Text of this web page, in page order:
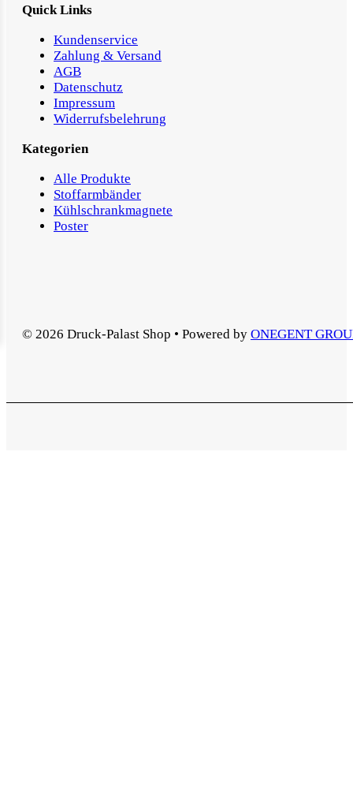
Quick Links
Kundenservice
Zahlung & Versand
AGB
Datenschutz
Impressum
Widerrufsbelehrung
Kategorien
Alle Produkte
Stoffarmbänder
Kühlschrankmagnete
Poster
© 2026 Druck-Palast Shop • Powered by ONEGENT